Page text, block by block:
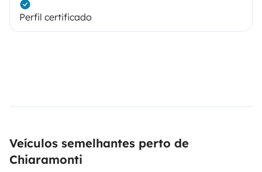
Perfil certificado
Veículos semelhantes perto de
Chiaramonti